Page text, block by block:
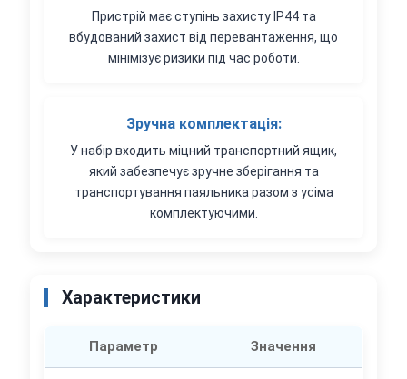
Пристрій має ступінь захисту IP44 та
вбудований захист від перевантаження, що
мінімізує ризики під час роботи.
Зручна комплектація:
У набір входить міцний транспортний ящик,
який забезпечує зручне зберігання та
транспортування паяльника разом з усіма
комплектуючими.
Характеристики
Параметр Значення